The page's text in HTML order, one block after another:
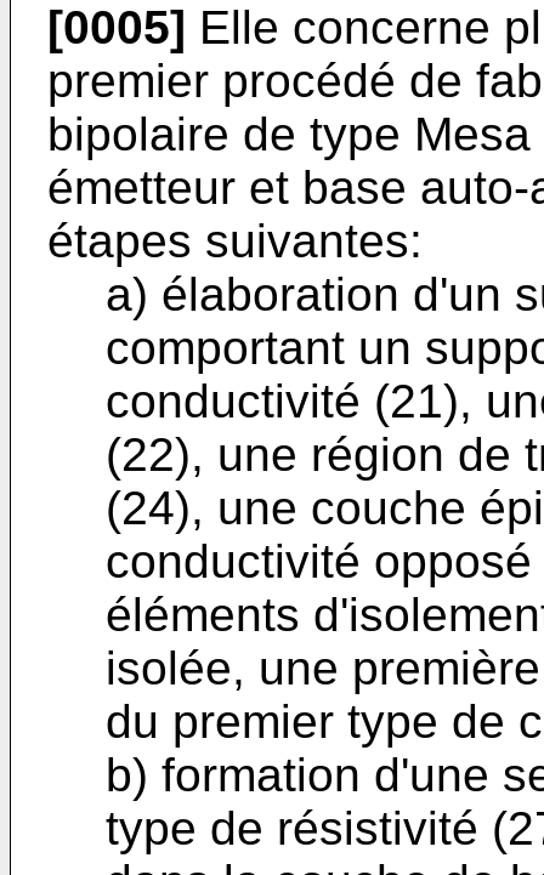
[0005] Elle concerne
premier procédé de
bipolaire de type
émetteur et base
étapes suivantes:
a) élaboration d'un
comportant un
conductivité (21),
(22), une région de
(24), une couche
conductivité
éléments
isolée, une
du premier type de
b) formation d'une
type de résistivité